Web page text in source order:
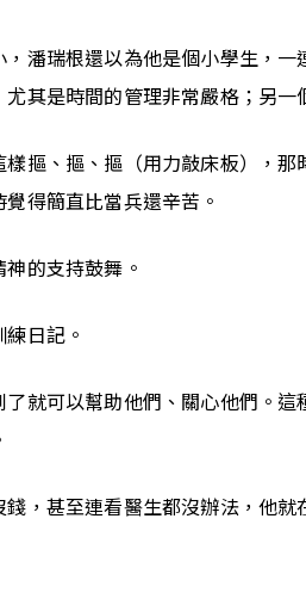
潘瑞根還以為他是個小學生，
其是時間的管理非常嚴格；另一
摳、摳、摳（用力敲床板），
得簡直比當兵還辛苦。
的支持鼓舞。
日記。
就可以幫助他們、關心他們。
，甚至連看醫生都沒辦法，他